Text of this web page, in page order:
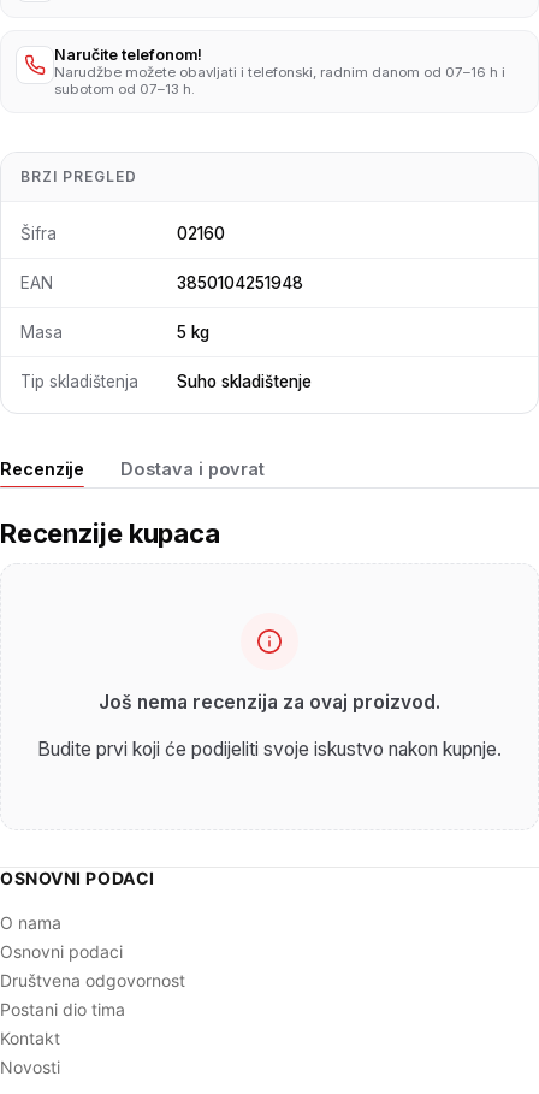
Naručite telefonom!
Narudžbe možete obavljati i telefonski, radnim danom od 07–16 h i
subotom od 07–13 h.
Recenzije Dostava i povrat
Recenzije kupaca
Još nema recenzija za ovaj proizvod.
Budite prvi koji će podijeliti svoje iskustvo nakon kupnje.
BRZI PREGLED
Šifra 02160
EAN 3850104251948
Masa 5 kg
Tip skladištenja Suho skladištenje
OSNOVNI PODACI
O nama
Osnovni podaci
Društvena odgovornost
Postani dio tima
Kontakt
Novosti